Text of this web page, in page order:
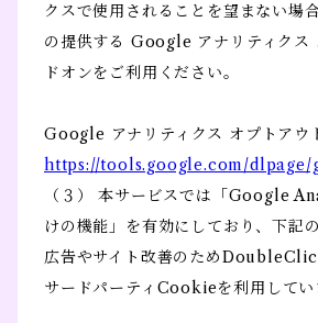
クスで使用されることを望まない場
の提供する Google アナリティクス
ドオンをご利用ください。
Google アナリティクス オプトアウ
https://tools.google.com/dlpage/
（３） 本サービスでは「Google
けの機能」を有効にしており、下記
広告やサイト改善のため
サードパーティCookieを利用してい